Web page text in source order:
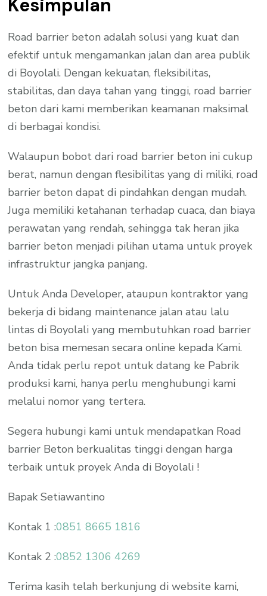
Kesimpulan
Road barrier beton adalah solusi yang kuat dan
efektif untuk mengamankan jalan dan area publik
di Boyolali. Dengan kekuatan, fleksibilitas,
stabilitas, dan daya tahan yang tinggi, road barrier
beton dari kami memberikan keamanan maksimal
di berbagai kondisi.
Walaupun bobot dari road barrier beton ini cukup
berat, namun dengan flesibilitas yang di miliki, road
barrier beton dapat di pindahkan dengan mudah.
Juga memiliki ketahanan terhadap cuaca, dan biaya
perawatan yang rendah, sehingga tak heran jika
barrier beton menjadi pilihan utama untuk proyek
infrastruktur jangka panjang.
Untuk Anda Developer, ataupun kontraktor yang
bekerja di bidang maintenance jalan atau lalu
lintas di Boyolali yang membutuhkan road barrier
beton bisa memesan secara online kepada Kami.
Anda tidak perlu repot untuk datang ke Pabrik
produksi kami, hanya perlu menghubungi kami
melalui nomor yang tertera.
Segera hubungi kami untuk mendapatkan Road
barrier Beton berkualitas tinggi dengan harga
terbaik untuk proyek Anda di Boyolali !
Bapak Setiawantino
Kontak 1 :0851 8665 1816
Kontak 2 :0852 1306 4269
Terima kasih telah berkunjung di website kami,